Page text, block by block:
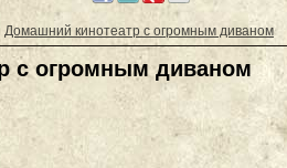
Домашний кинотеатр с огромным диваном
с огромным диваном